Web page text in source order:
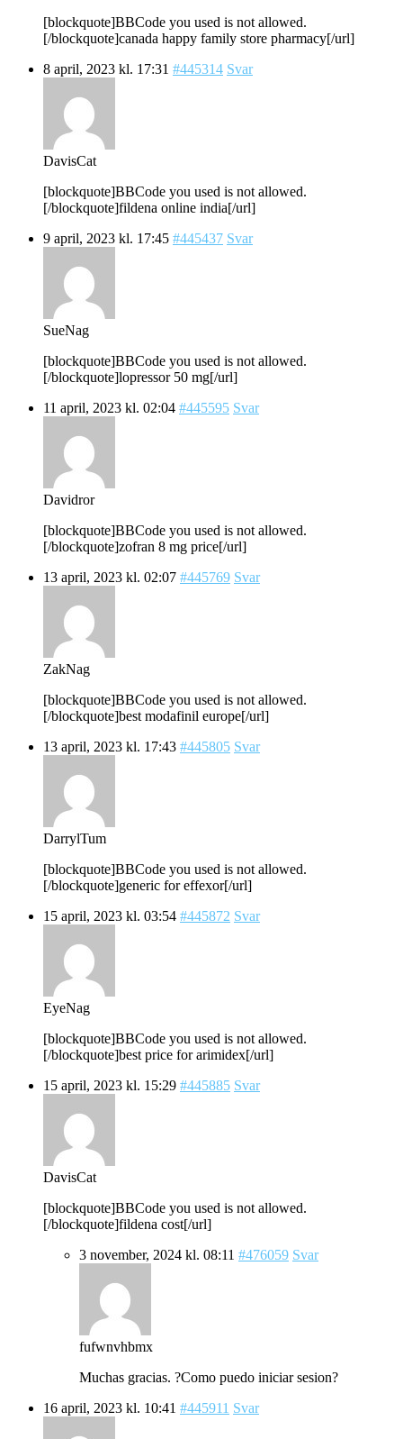
[blockquote]BBCode you used is not allowed.
[/blockquote]canada happy family store pharmacy[/url]
8 april, 2023 kl. 17:31 #445314 Svar
DavisCat
[blockquote]BBCode you used is not allowed.
[/blockquote]fildena online india[/url]
9 april, 2023 kl. 17:45 #445437 Svar
SueNag
[blockquote]BBCode you used is not allowed.
[/blockquote]lopressor 50 mg[/url]
11 april, 2023 kl. 02:04 #445595 Svar
Davidror
[blockquote]BBCode you used is not allowed.
[/blockquote]zofran 8 mg price[/url]
13 april, 2023 kl. 02:07 #445769 Svar
ZakNag
[blockquote]BBCode you used is not allowed.
[/blockquote]best modafinil europe[/url]
13 april, 2023 kl. 17:43 #445805 Svar
DarrylTum
[blockquote]BBCode you used is not allowed.
[/blockquote]generic for effexor[/url]
15 april, 2023 kl. 03:54 #445872 Svar
EyeNag
[blockquote]BBCode you used is not allowed.
[/blockquote]best price for arimidex[/url]
15 april, 2023 kl. 15:29 #445885 Svar
DavisCat
[blockquote]BBCode you used is not allowed.
[/blockquote]fildena cost[/url]
3 november, 2024 kl. 08:11 #476059 Svar
fufwnvhbmx
Muchas gracias. ?Como puedo iniciar sesion?
16 april, 2023 kl. 10:41 #445911 Svar